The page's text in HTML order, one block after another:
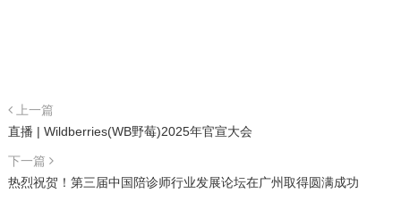
上一篇
直播 | Wildberries(WB野莓)2025年官宣大会
下一篇
热烈祝贺！第三届中国陪诊师行业发展论坛在广州取得圆满成功